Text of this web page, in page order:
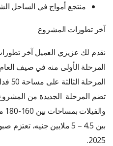
منتجع أمواج في الساحل
آخر تطورات المشروع
نقدم لك عزيزي العميل آخر
بين 4.5 – 5 ملايين جنيه،
2025.